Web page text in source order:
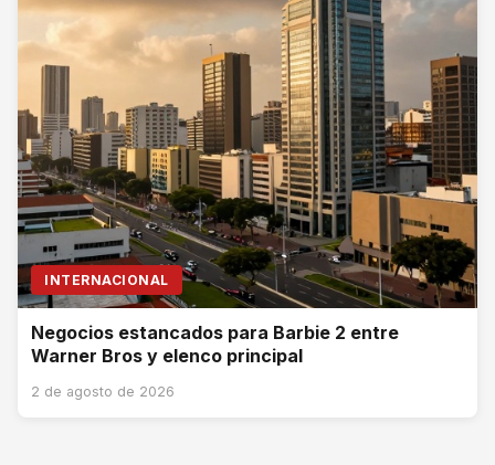
INTERNACIONAL
Negocios estancados para Barbie 2 entre
Warner Bros y elenco principal
2 de agosto de 2026